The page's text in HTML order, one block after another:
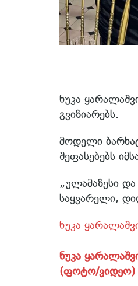
ნუკა
გვიზიარებს.
მოდელი
შეფასებებს
„ულამაზესი
საყვარელი,
ნუკა
ნუკა
(ფოტო/ვიდეო)